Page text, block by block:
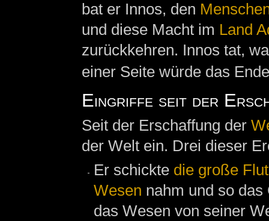
bat er Innos, den
und diese Macht im Land
zurückkehren. Innos tat,
einer Seite würde das
Eingriffe seit der
Seit der Erschaffung der
der Welt ein. Drei dieser
Er schickte die große Flut
Wesen nahm und so
das Wesen von seiner